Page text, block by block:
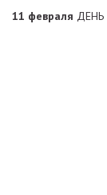
11 февраля